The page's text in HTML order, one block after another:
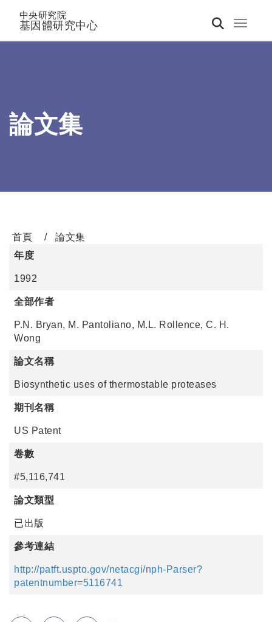
Toggle
中央研究院
基因體研究中心
論文集
首頁
論文集
年度
1992
全部作者
P.N. Bryan, M. Pantoliano, M.L. Rollence, C. H.
Wong
論文名稱
Biosynthetic uses of thermostable proteases
期刊名稱
US Patent
卷數
#5,116,741
論文類型
已出版
參考連結
http://patft.uspto.gov/netacgi/nph-Parser?
patentnumber=5116741